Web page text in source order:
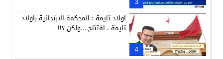
4
اولاد تايمة : المحكمة الابتدائية باولاد
تايمة ، افتتاح….ولكن ؟!!